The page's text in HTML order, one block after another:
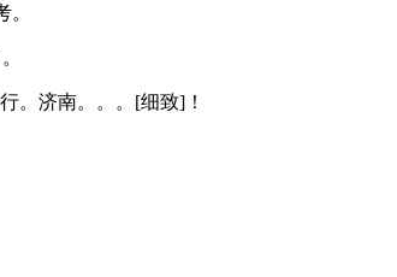
。济南。。。[细致]！